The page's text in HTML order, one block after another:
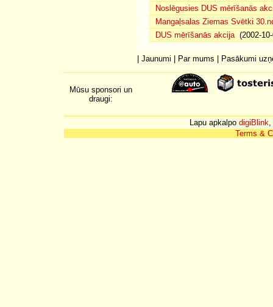
Noslēgusies DUS mērīšanās
Mangaļsalas Ziemas Svētki
DUS mērīšanās akcija(2002-10-
Jaunumi Par mums Pasākumi
Mūsu sponsori un
draugi:
Lapu apkalpo digiBlink,
Terms &